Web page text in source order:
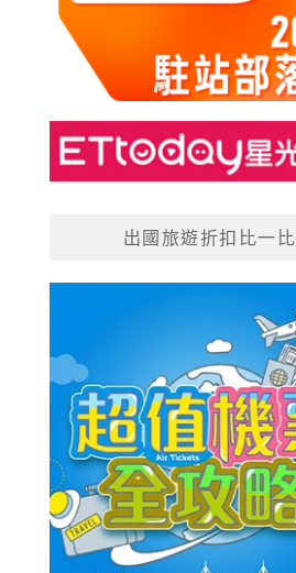
出國旅遊折扣比一比